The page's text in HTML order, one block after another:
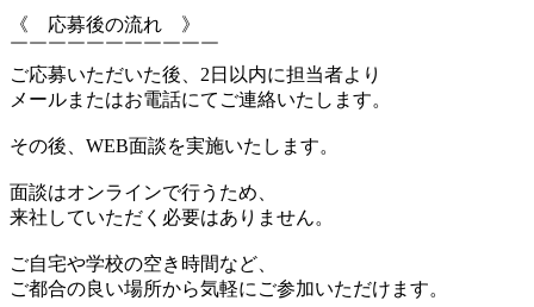
《 応募後の流れ 》
￣￣￣￣￣￣￣￣￣￣￣
ご応募いただいた後、2日以内に担当者より
メールまたはお電話にてご連絡いたします。
その後、WEB面談を実施いたします。
面談はオンラインで行うため、
来社していただく必要はありません。
ご自宅や学校の空き時間など、
ご都合の良い場所から気軽にご参加いただけます。